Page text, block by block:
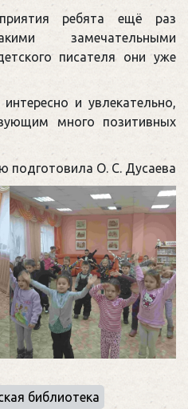
ребята ещё раз
замечательными
писателя они уже
и увлекательно,
много позитивных
подготовила О. С. Дусаева
библиотека